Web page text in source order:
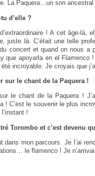
La Paquera…un son ancestral
d’elle ?
d’extraordinaire ! A cet âge-
juste là. C’était une telle
concert et quand on nous a
que apoyarla en el
incroyable. Je croyais que
sur le chant de la Paquera !
le chant de la Paquera !
! C’est le souvenir le plus
!
Torombo et c’est devenu
dans mon parcours. Je l’ai
le flamenco ! Je